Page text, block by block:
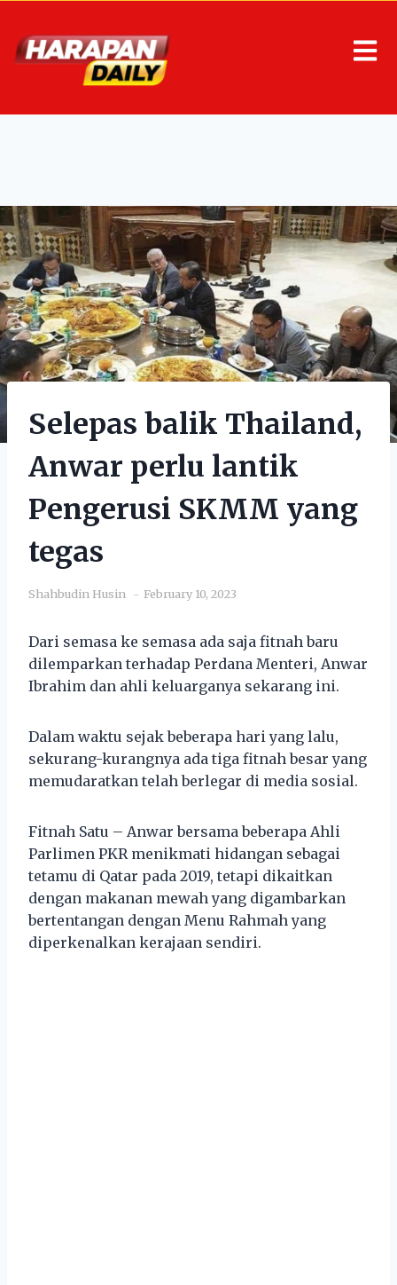
Selepas balik Thailand,
Anwar perlu lantik
Pengerusi SKMM yang
tegas
Shahbudin Husin February 10, 2023
Dari semasa ke semasa ada saja fitnah baru
dilemparkan terhadap Perdana Menteri, Anwar
Ibrahim dan ahli keluarganya sekarang ini.
Dalam waktu sejak beberapa hari yang lalu,
sekurang-kurangnya ada tiga fitnah besar yang
memudaratkan telah berlegar di media sosial.
Fitnah Satu – Anwar bersama beberapa Ahli
Parlimen PKR menikmati hidangan sebagai
tetamu di Qatar pada 2019, tetapi dikaitkan
dengan makanan mewah yang digambarkan
bertentangan dengan Menu Rahmah yang
diperkenalkan kerajaan sendiri.